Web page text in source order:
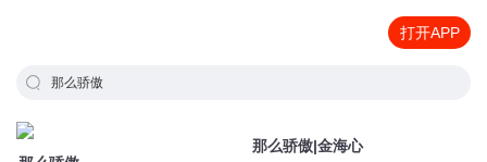
打开APP
那么骄傲
那么骄傲|金海心